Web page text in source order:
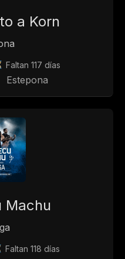
a Korn
Faltan 117 días
Estepona
Machu
Faltan 118 días